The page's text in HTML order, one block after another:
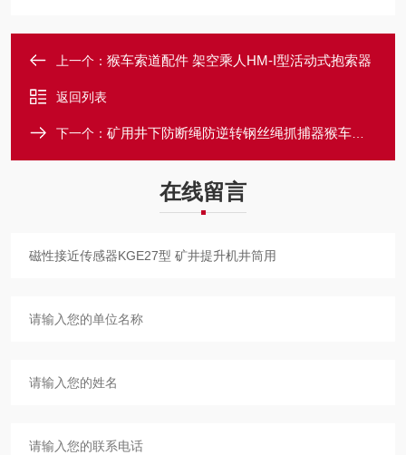
上一个： 猴车索道配件 架空乘人HM-I型活动式抱索器
返回列表
下一个： 矿用井下防断绳防逆转钢丝绳抓捕器猴车装置
在线留言